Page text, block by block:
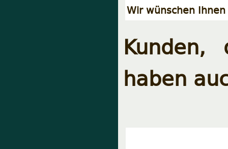
Wir wünschen
haben